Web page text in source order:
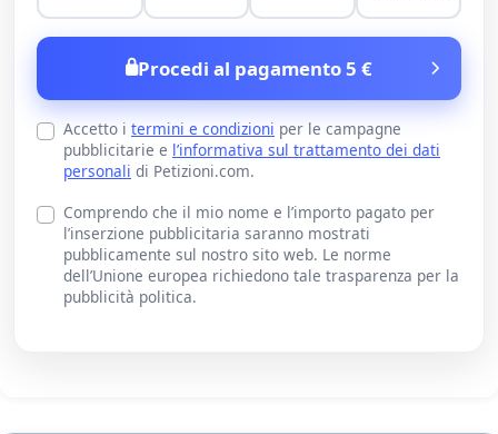
Procedi al pagamento 5 €
Accetto i termini e condizioni per le campagne
pubblicitarie e l’informativa sul trattamento dei dati
personali di Petizioni.com.
Comprendo che il mio nome e l’importo pagato per
l’inserzione pubblicitaria saranno mostrati
pubblicamente sul nostro sito web. Le norme
dell’Unione europea richiedono tale trasparenza per la
pubblicità politica.